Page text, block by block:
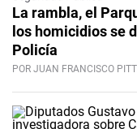
La rambla, el
los homicidios se
Policía
POR JUAN FRANCISCO